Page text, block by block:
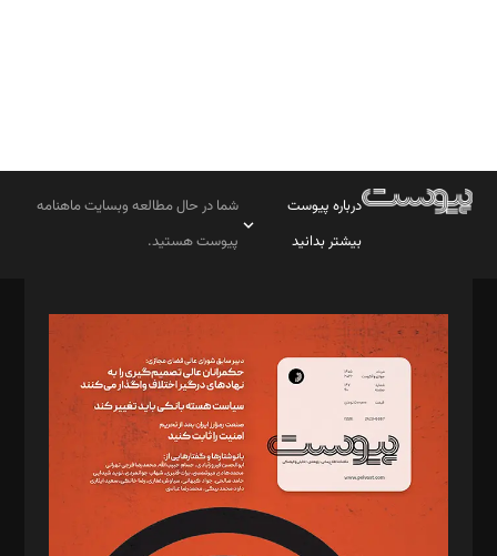
درباره پیوست
بیشتر بدانید
شما در حال مطالعه وبسایت ماهنامه
پیوست هستید.
مدیر مسئول: محمدباقر اثنی‌عشری
سردبیر: مهرک محمودی
دبیر تحریریه: میثم قاسمی
د‌بیر ناداستان: سمانه سمیع
د‌بیر خدمت و تجارت: ابوالفضل رجبی
د‌بیر حقوق فناوری: حسام‌الدین ایپکچی
د‌بیر پیوست جهان: مینا پاکدل
د‌بیر تحریریه آنلاین: بابک نقاش